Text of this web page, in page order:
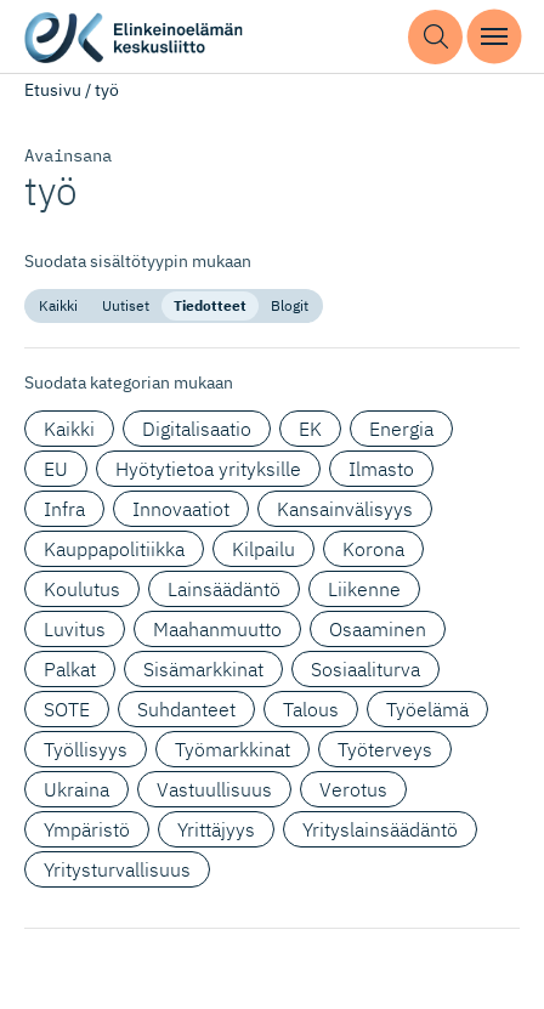
Etusivu /työ
Avainsana
työ
Suodata sisältötyypin mukaan
Kaikki Uutiset Tiedotteet Blogit
Suodata kategorian mukaan
Kaikki Digitalisaatio EK
Energia
EU
Hyötytietoa yrityksille
Ilmasto
Infra
Innovaatiot
Kansainvälisyys
Kauppapolitiikka
Kilpailu
Korona
Koulutus
Lainsäädäntö
Liikenne
Luvitus
Maahanmuutto
Osaaminen
Palkat
Sisämarkkinat
Sosiaaliturva
SOTE
Suhdanteet Talous
Työelämä
Työllisyys
Työmarkkinat
Työterveys
Ukraina
Vastuullisuus
Verotus
Ympäristö
Yrittäjyys
Yrityslainsäädäntö
Yritysturvallisuus